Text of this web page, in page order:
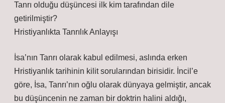
Tanrı olduğu düşüncesi ilk kim tarafından dile
getirilmiştir?
Hristiyanlıkta Tanrılık Anlayışı
İsa’nın Tanrı olarak kabul edilmesi, aslında erken
Hristiyanlık tarihinin kilit sorularından birisidir. İncil’e
göre, İsa, Tanrı’nın oğlu olarak dünyaya gelmiştir, ancak
bu düşüncenin ne zaman bir doktrin halini aldığı,